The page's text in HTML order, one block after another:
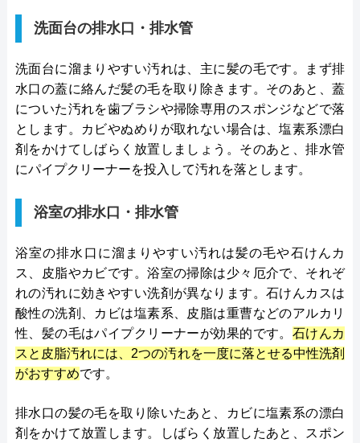
洗面台の排水口・排水管
洗面台に溜まりやすい汚れは、主に髪の毛です。まず排
水口の蓋に絡んだ髪の毛を取り除きます。そのあと、蓋
についた汚れを歯ブラシや掃除専用のスポンジなどで落
とします。カビやぬめりが取れない場合は、塩素系漂白
剤をかけてしばらく放置しましょう。そのあと、排水管
にパイプクリーナーを投入して汚れを落とします。
浴室の排水口・排水管
浴室の排水口に溜まりやすい汚れは髪の毛や石けんカ
ス、皮脂やカビです。浴室の掃除は少々厄介で、それぞ
れの汚れに効きやすい洗剤が異なります。石けんカスは
酸性の洗剤、カビは塩素系、皮脂は重曹などのアルカリ
性、髪の毛はパイプクリーナーが効果的です。 石けんカ
スと皮脂汚れには、2つの汚れを一度に落とせる中性洗剤
がおすすめです。
排水口の髪の毛を取り除いたあと、カビに塩素系の漂白
剤をかけて放置します。しばらく放置したあと、スポン